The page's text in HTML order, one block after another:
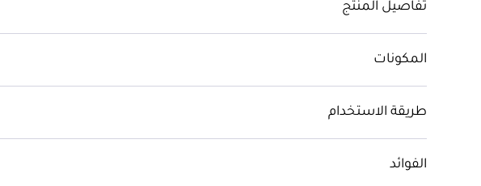
تفاصيل المنتج
المكونات
طريقة الاستخدام
الفوائد